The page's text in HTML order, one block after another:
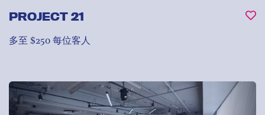
PROJECT 21
多至 $250 每位客人